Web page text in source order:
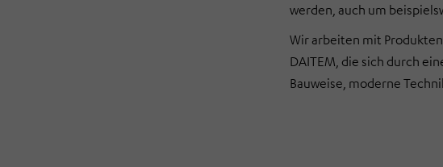
werden, auch um
Wir arbeiten mit
DAITEM, die sich durch
Bauweise, moderne